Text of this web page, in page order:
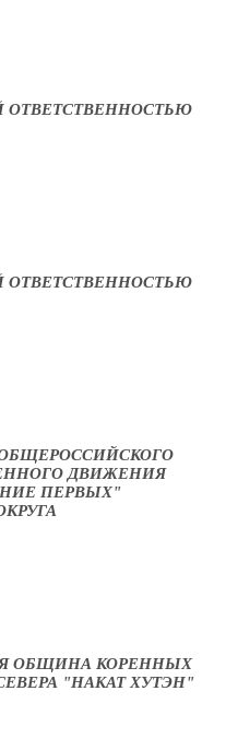
ОТВЕТСТВЕННОСТЬЮ
ОТВЕТСТВЕННОСТЬЮ
ДВИЖЕНИЯ
ПЕРВЫХ"
ОБЩИНА КОРЕННЫХ
"НАКАТ ХУТЭН"